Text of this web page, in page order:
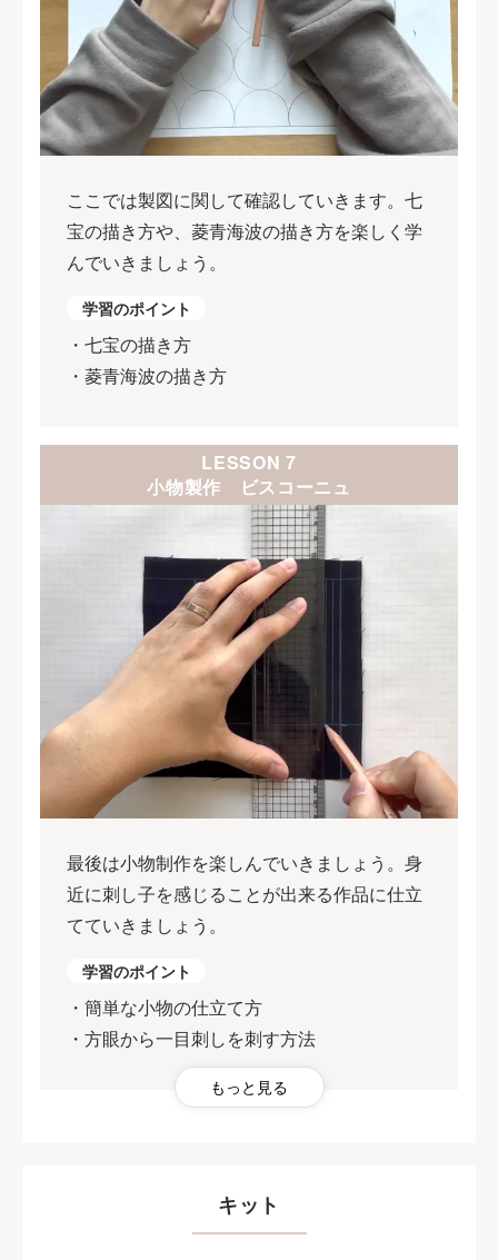
ここでは製図に関して確認していきます。七
宝の描き方や、菱青海波の描き方を楽しく学
んでいきましょう。
学習のポイント
・七宝の描き方
・菱青海波の描き方
LESSON 7
小物製作 ビスコーニュ
最後は小物制作を楽しんでいきましょう。身
近に刺し子を感じることが出来る作品に仕立
てていきましょう。
学習のポイント
・簡単な小物の仕立て方
・方眼から一目刺しを刺す方法
もっと見る
キット